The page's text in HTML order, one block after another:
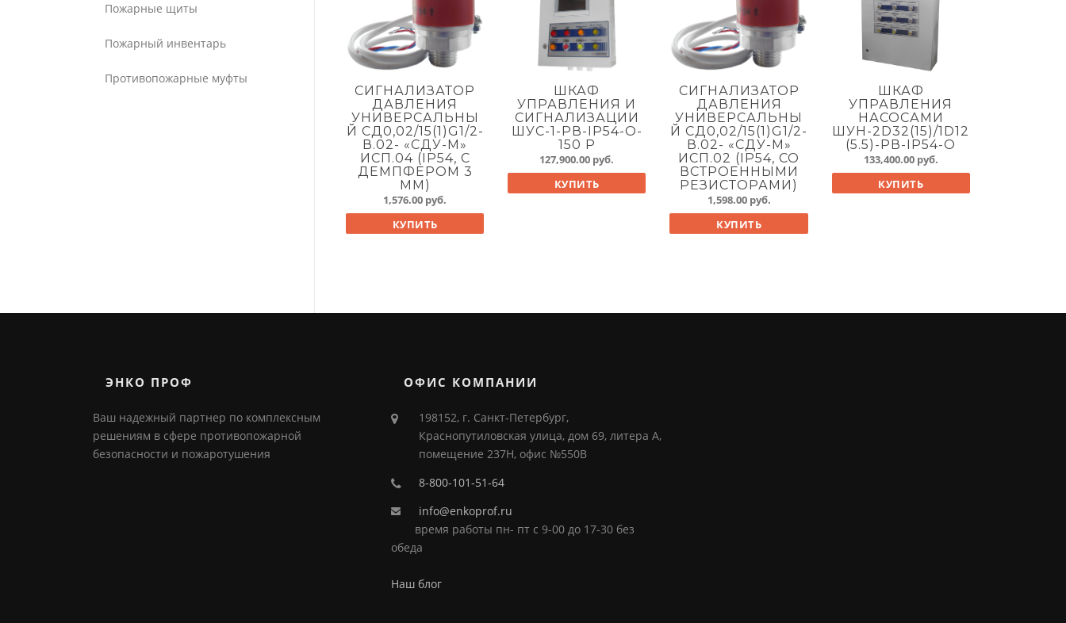
СИГНАЛИЗАТОР
ДАВЛЕНИЯ
УНИВЕРСАЛЬНЫ
Й СД0,02/15(1)G1/2-
В.02- «СДУ-М»
ИСП.04 (IP54, С
ДЕМПФЕРОМ 3
ММ)
1,576.00 руб.
КУПИТЬ
ШКАФ
УПРАВЛЕНИЯ И
СИГНАЛИЗАЦИИ
ШУС-1-PВ-IP54-O-
150 P
127,900.00 руб.
КУПИТЬ
СИГНАЛИЗАТОР
ДАВЛЕНИЯ
УНИВЕРСАЛЬНЫ
Й СД0,02/15(1)G1/2-
В.02- «СДУ-М»
ИСП.02 (IP54, СО
ВСТРОЕННЫМИ
РЕЗИСТОРАМИ)
1,598.00 руб.
КУПИТЬ
ШКАФ
УПРАВЛЕНИЯ
НАСОСАМИ
ШУН-2D32(15)/1D12
(5.5)-PВ-IP54-O
133,400.00 руб.
КУПИТЬ
Пожарные щиты
Пожарный инвентарь
Противопожарные муфты
ЭНКО ПРОФ
Ваш надежный партнер по комплексным
решениям в сфере противопожарной
безопасности и пожаротушения
ОФИС КОМПАНИИ
198152, г. Санкт-Петербург,
Краснопутиловская улица, дом 69, литера А,
помещение 237Н, офис №550В
8-800-101-51-64
info@enkoprof.ru
время работы пн- пт с 9-00 до 17-30 без
обеда
Наш блог